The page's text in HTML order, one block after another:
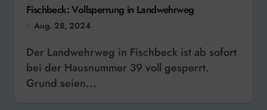
Fischbeck: Vollsperrung in Landwehrweg
Aug. 28, 2024
Der Landwehrweg in Fischbeck ist ab sofort
bei der Hausnummer 39 voll gesperrt.
Grund seien...